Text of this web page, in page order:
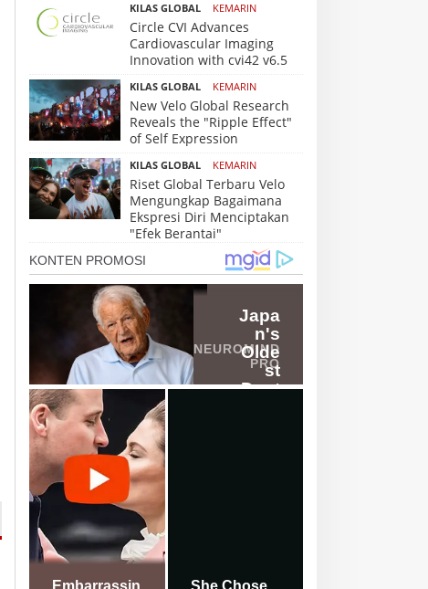
KILAS GLOBAL KEMARIN
Circle CVI Advances
Cardiovascular Imaging
Innovation with cvi42 v6.5
KILAS GLOBAL KEMARIN
New Velo Global Research
Reveals the "Ripple Effect"
of Self Expression
KILAS GLOBAL KEMARIN
Riset Global Terbaru Velo
Mengungkap Bagaimana
Ekspresi Diri Menciptakan
"Efek Berantai"